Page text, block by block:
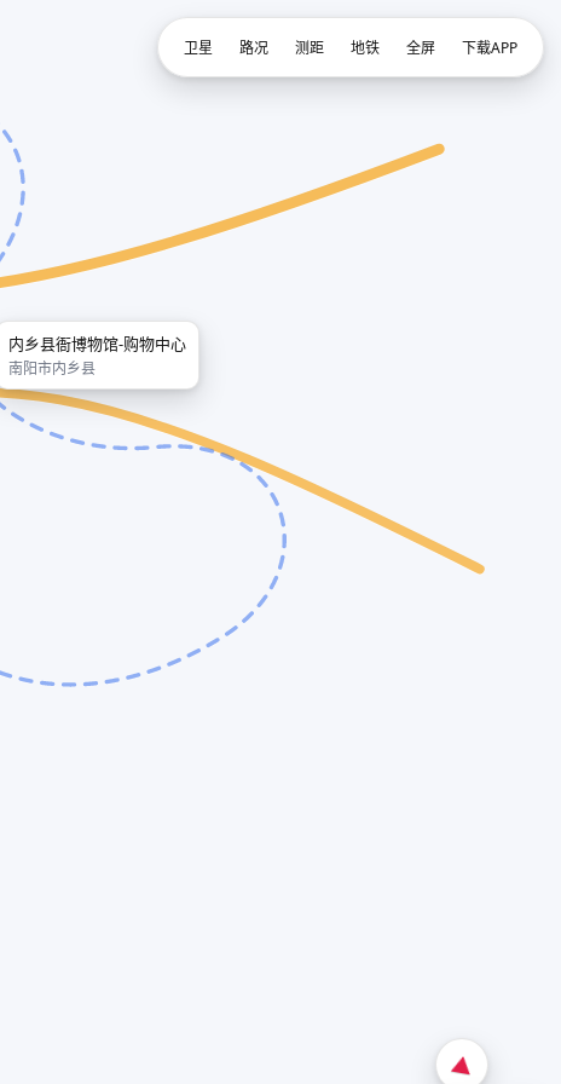
内乡县衙博物馆-购物中心
南阳市内乡县
卫星 路况 测距 地铁 全屏 下载APP